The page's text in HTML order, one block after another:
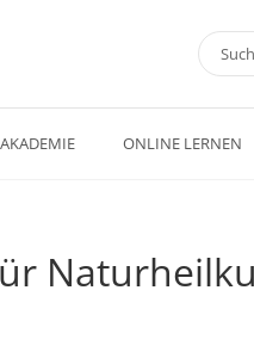
ONLINE LERNEN